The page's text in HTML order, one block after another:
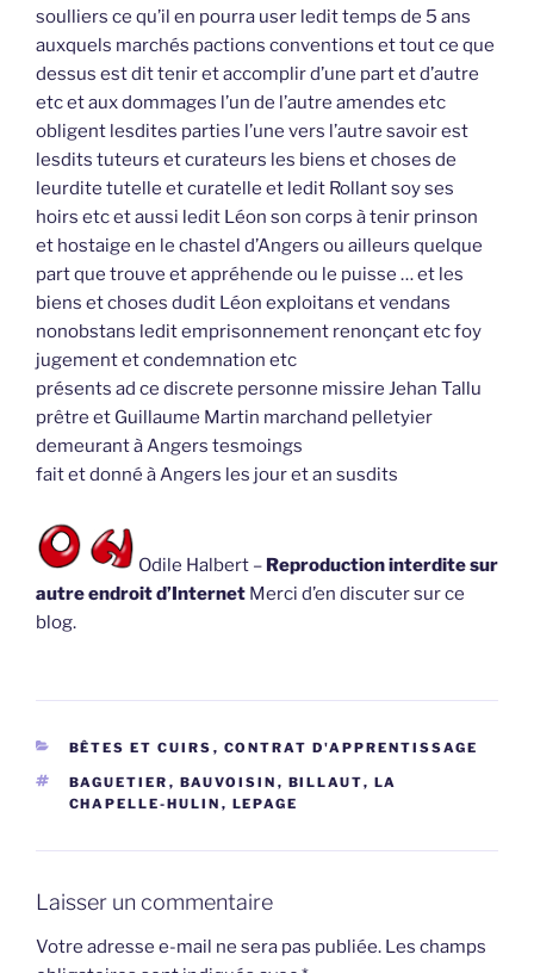
soulliers ce qu’il en pourra user ledit temps de 5 ans
auxquels marchés pactions conventions et tout ce que
dessus est dit tenir et accomplir d’une part et d’autre
etc et aux dommages l’un de l’autre amendes etc
obligent lesdites parties l’une vers l’autre savoir est
lesdits tuteurs et curateurs les biens et choses de
leurdite tutelle et curatelle et ledit Rollant soy ses
hoirs etc et aussi ledit Léon son corps à tenir prinson
et hostaige en le chastel d’Angers ou ailleurs quelque
part que trouve et appréhende ou le puisse … et les
biens et choses dudit Léon exploitans et vendans
nonobstans ledit emprisonnement renonçant etc foy
jugement et condemnation etc
présents ad ce discrete personne missire Jehan Tallu
prêtre et Guillaume Martin marchand pelletyier
demeurant à Angers tesmoings
fait et donné à Angers les jour et an susdits
Odile Halbert – Reproduction interdite sur
autre endroit d’Internet Merci d’en discuter sur ce
blog.
CATÉGORIES
BÊTES ET CUIRS , CONTRAT D'APPRENTISSAGE
ÉTIQUETTES
BAGUETIER , BAUVOISIN , BILLAUT, LA
CHAPELLE-HULIN , LEPAGE
Laisser un commentaire
Votre adresse e-mail ne sera pas publiée. Les champs